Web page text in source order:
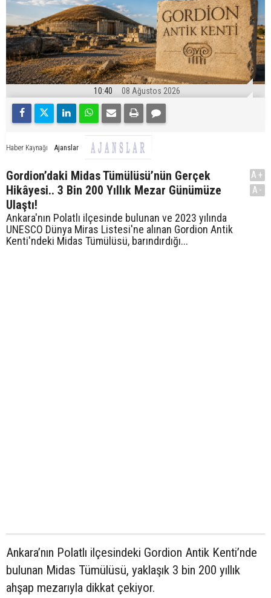
10:40 08 Ağustos 2026
Haber Kaynağı Ajanslar
Gordion’daki Midas Tümülüsü’nün Gerçek
Hikâyesi.. 3 Bin 200 Yıllık Mezar Günümüze
Ulaştı!
Ankara'nın Polatlı ilçesinde bulunan ve 2023 yılında
UNESCO Dünya Miras Listesi'ne alınan Gordion Antik
Kenti'ndeki Midas Tümülüsü, barındırdığı...
A+
A-
Ankara’nın Polatlı ilçesindeki Gordion Antik Kenti’nde
bulunan Midas Tümülüsü, yaklaşık 3 bin 200 yıllık
ahşap mezarıyla dikkat çekiyor.